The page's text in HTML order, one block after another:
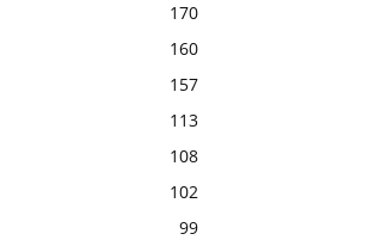
170
160
157
113
108
102
99